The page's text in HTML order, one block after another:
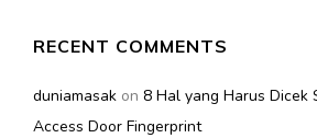
RECENT COMMENTS
duniamasak on 8 Hal yang Harus Dicek
Access Door Fingerprint